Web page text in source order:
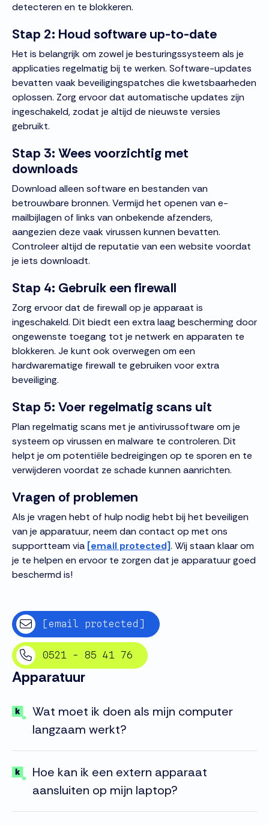
detecteren en te blokkeren.
Stap 2: Houd software up-to-date
Het is belangrijk om zowel je besturingssysteem als je
applicaties regelmatig bij te werken. Software-updates
bevatten vaak beveiligingspatches die kwetsbaarheden
oplossen. Zorg ervoor dat automatische updates zijn
ingeschakeld, zodat je altijd de nieuwste versies
gebruikt.
Stap 3: Wees voorzichtig met
downloads
Download alleen software en bestanden van
betrouwbare bronnen. Vermijd het openen van e-
mailbijlagen of links van onbekende afzenders,
aangezien deze vaak virussen kunnen bevatten.
Controleer altijd de reputatie van een website voordat
je iets downloadt.
Stap 4: Gebruik een firewall
Zorg ervoor dat de firewall op je apparaat is
ingeschakeld. Dit biedt een extra laag bescherming door
ongewenste toegang tot je netwerk en apparaten te
blokkeren. Je kunt ook overwegen om een
hardwarematige firewall te gebruiken voor extra
beveiliging.
Stap 5: Voer regelmatig scans uit
Plan regelmatig scans met je antivirussoftware om je
systeem op virussen en malware te controleren. Dit
helpt je om potentiële bedreigingen op te sporen en te
verwijderen voordat ze schade kunnen aanrichten.
Vragen of problemen
Als je vragen hebt of hulp nodig hebt bij het beveiligen
van je apparatuur, neem dan contact op met ons
supportteam via [email protected]. Wij staan klaar om
je te helpen en ervoor te zorgen dat je apparatuur goed
beschermd is!
[email protected]
0521 - 85 41 76
Apparatuur
Wat moet ik doen als mijn computer
langzaam werkt?
Hoe kan ik een extern apparaat
aansluiten op mijn laptop?